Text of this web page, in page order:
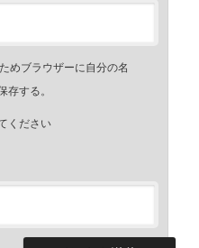
めブラウザーに自分の名
する。
ください